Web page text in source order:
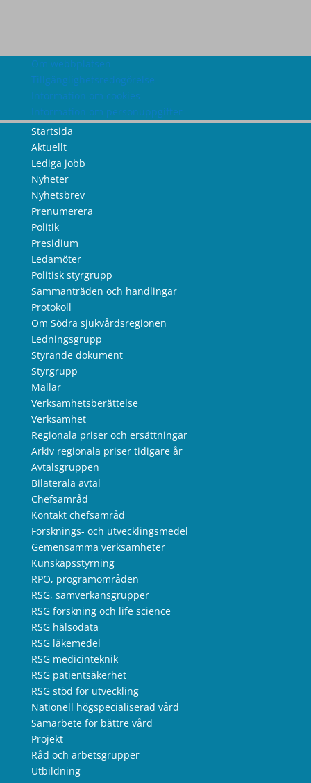
Om webbplatsen
Tillgänglighetsredogörelse
Information om cookies
Information om personuppgifter
Startsida
Aktuellt
Lediga jobb
Nyheter
Nyhetsbrev
Prenumerera
Politik
Presidium
Ledamöter
Politisk styrgrupp
Sammanträden och handlingar
Protokoll
Om Södra sjukvårdsregionen
Ledningsgrupp
Styrande dokument
Styrgrupp
Mallar
Verksamhetsberättelse
Verksamhet
Regionala priser och ersättningar
Arkiv regionala priser tidigare år
Avtalsgruppen
Bilaterala avtal
Chefsamråd
Kontakt chefsamråd
Forsknings- och utvecklingsmedel
Gemensamma verksamheter
Kunskapsstyrning
RPO, programområden
RSG, samverkansgrupper
RSG forskning och life science
RSG hälsodata
RSG läkemedel
RSG medicinteknik
RSG patientsäkerhet
RSG stöd för utveckling
Nationell högspecialiserad vård
Samarbete för bättre vård
Projekt
Råd och arbetsgrupper
Utbildning